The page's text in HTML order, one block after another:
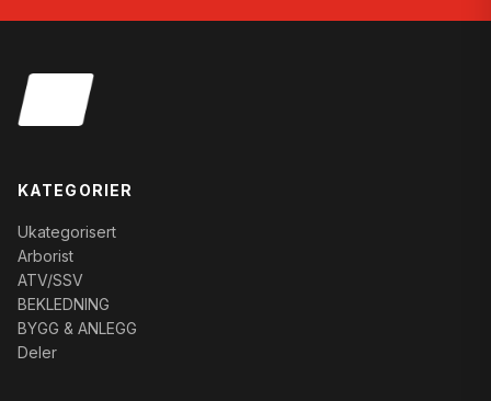
KATEGORIER
Ukategorisert
Arborist
ATV/SSV
BEKLEDNING
BYGG & ANLEGG
Deler